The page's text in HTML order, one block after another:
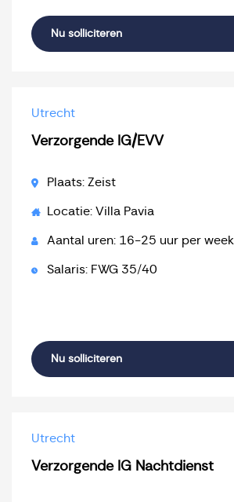
Nu solliciteren
Utrecht
Verzorgende IG/EVV
Plaats: Zeist
Locatie: Villa Pavia
Aantal uren: 16-25 uur per week
Salaris: FWG 35/40
Nu solliciteren
Utrecht
Verzorgende IG Nachtdienst